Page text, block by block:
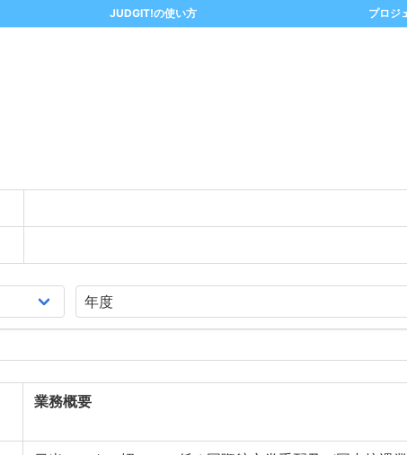
JUDGIT!の使い方 プロジ
業務概要